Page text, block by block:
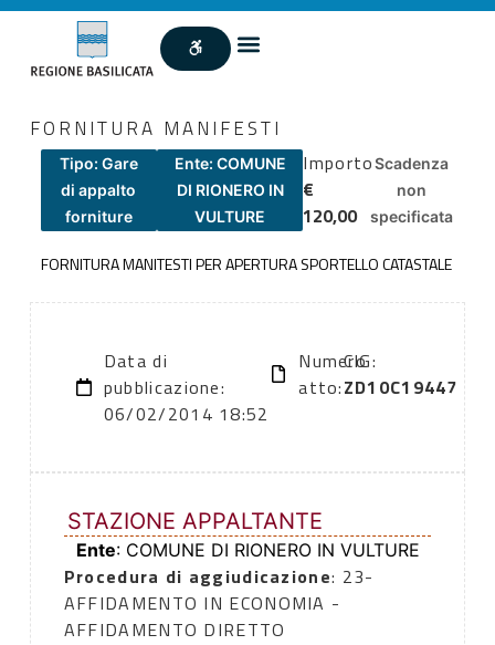
FORNITURA MANIFESTI
Tipo: Gare
di appalto
forniture
Ente: COMUNE
DI RIONERO IN
VULTURE
Importo
€
120,00
Scadenza
non
specificata
FORNITURA MANITESTI PER APERTURA SPORTELLO CATASTALE
Data di
pubblicazione:
06/02/2014 18:52
Numero
atto:
CIG:
ZD10C19447
STAZIONE APPALTANTE
Ente: COMUNE DI RIONERO IN VULTURE
Procedura di aggiudicazione: 23-
AFFIDAMENTO IN ECONOMIA -
AFFIDAMENTO DIRETTO